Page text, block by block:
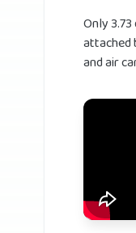
Only
attached
and air